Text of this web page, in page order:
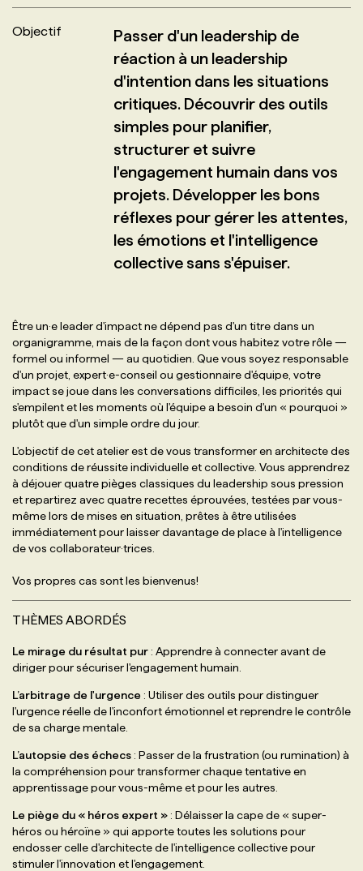
PROGRAMMES DE SUBVENTIONS
Objectif
Passer d'un leadership de
réaction à un leadership
d'intention dans les situations
critiques. Découvrir des outils
simples pour planifier,
structurer et suivre
l'engagement humain dans vos
projets. Développer les bons
réflexes pour gérer les attentes,
les émotions et l'intelligence
collective sans s'épuiser.
Être un·e leader d'impact ne dépend pas d'un titre dans un
organigramme, mais de la façon dont vous habitez votre rôle —
formel ou informel — au quotidien. Que vous soyez responsable
d'un projet, expert·e-conseil ou gestionnaire d'équipe, votre
impact se joue dans les conversations difficiles, les priorités qui
s'empilent et les moments où l'équipe a besoin d'un « pourquoi »
plutôt que d'un simple ordre du jour.
L'objectif de cet atelier est de vous transformer en architecte des
conditions de réussite individuelle et collective. Vous apprendrez
à déjouer quatre pièges classiques du leadership sous pression
et repartirez avec quatre recettes éprouvées, testées par vous-
même lors de mises en situation, prêtes à être utilisées
immédiatement pour laisser davantage de place à l'intelligence
de vos collaborateur·trices.
Vos propres cas sont les bienvenus!
THÈMES ABORDÉS
Le mirage du résultat pur : Apprendre à connecter avant de
diriger pour sécuriser l'engagement humain.
L’arbitrage de l'urgence : Utiliser des outils pour distinguer
l'urgence réelle de l'inconfort émotionnel et reprendre le contrôle
de sa charge mentale.
L’autopsie des échecs : Passer de la frustration (ou rumination) à
la compréhension pour transformer chaque tentative en
apprentissage pour vous-même et pour les autres.
Le piège du « héros expert » : Délaisser la cape de « super-
héros ou héroïne » qui apporte toutes les solutions pour
endosser celle d'architecte de l'intelligence collective pour
stimuler l'innovation et l'engagement.